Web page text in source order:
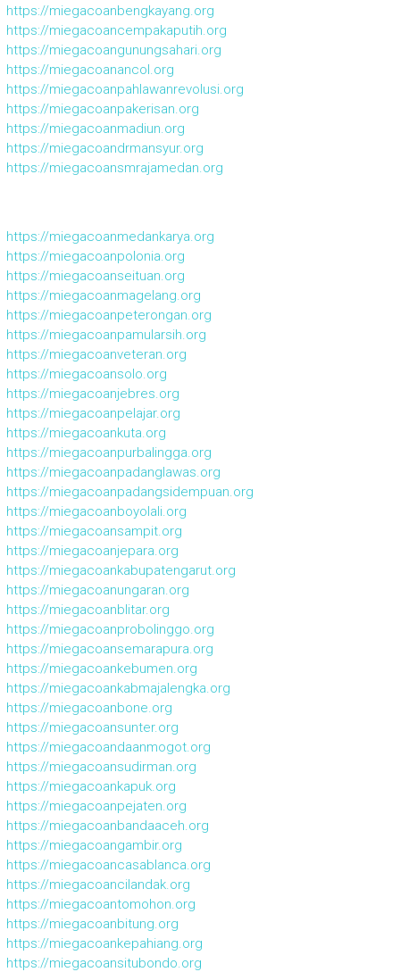
https://miegacoanbengkayang.org
https://miegacoancempakaputih.org
https://miegacoangunungsahari.org
https://miegacoanancol.org
https://miegacoanpahlawanrevolusi.org
https://miegacoanpakerisan.org
https://miegacoanmadiun.org
https://miegacoandrmansyur.org
https://miegacoansmrajamedan.org
https://miegacoanmedankarya.org
https://miegacoanpolonia.org
https://miegacoanseituan.org
https://miegacoanmagelang.org
https://miegacoanpeterongan.org
https://miegacoanpamularsih.org
https://miegacoanveteran.org
https://miegacoansolo.org
https://miegacoanjebres.org
https://miegacoanpelajar.org
https://miegacoankuta.org
https://miegacoanpurbalingga.org
https://miegacoanpadanglawas.org
https://miegacoanpadangsidempuan.org
https://miegacoanboyolali.org
https://miegacoansampit.org
https://miegacoanjepara.org
https://miegacoankabupatengarut.org
https://miegacoanungaran.org
https://miegacoanblitar.org
https://miegacoanprobolinggo.org
https://miegacoansemarapura.org
https://miegacoankebumen.org
https://miegacoankabmajalengka.org
https://miegacoanbone.org
https://miegacoansunter.org
https://miegacoandaanmogot.org
https://miegacoansudirman.org
https://miegacoankapuk.org
https://miegacoanpejaten.org
https://miegacoanbandaaceh.org
https://miegacoangambir.org
https://miegacoancasablanca.org
https://miegacoancilandak.org
https://miegacoantomohon.org
https://miegacoanbitung.org
https://miegacoankepahiang.org
https://miegacoansitubondo.org